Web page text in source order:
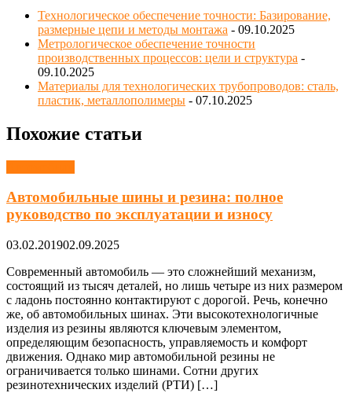
Технологическое обеспечение точности: Базирование,
размерные цепи и методы монтажа - 09.10.2025
Метрологическое обеспечение точности
производственных процессов: цели и структура -
09.10.2025
Материалы для технологических трубопроводов: сталь,
пластик, металлополимеры - 07.10.2025
Похожие статьи
Автомобильные шины и резина: полное
руководство по эксплуатации и износу
03.02.201902.09.2025
Современный автомобиль — это сложнейший механизм,
состоящий из тысяч деталей, но лишь четыре из них размером
с ладонь постоянно контактируют с дорогой. Речь, конечно
же, об автомобильных шинах. Эти высокотехнологичные
изделия из резины являются ключевым элементом,
определяющим безопасность, управляемость и комфорт
движения. Однако мир автомобильной резины не
ограничивается только шинами. Сотни других
резинотехнических изделий (РТИ) […]